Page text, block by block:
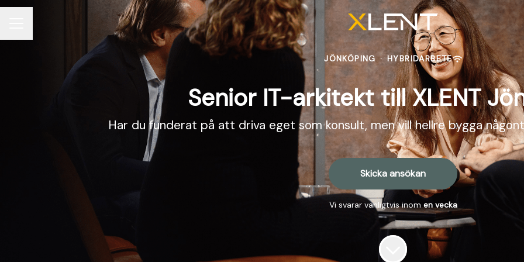
JÖNKÖPING · HYBRIDARBETE
Senior IT-arkitekt till XLENT
Har du funderat på att driva eget som konsult, men vill hellre bygga
Skicka ansökan
Vi svarar vanligtvis inomen vecka